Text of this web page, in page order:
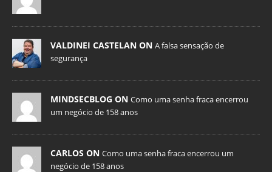
VALDINEI CASTELAN ON A falsa sensação de
segurança
MINDSECBLOG ON Como uma senha fraca encerrou
um negócio de 158 anos
CARLOS ON Como uma senha fraca encerrou um
negócio de 158 anos